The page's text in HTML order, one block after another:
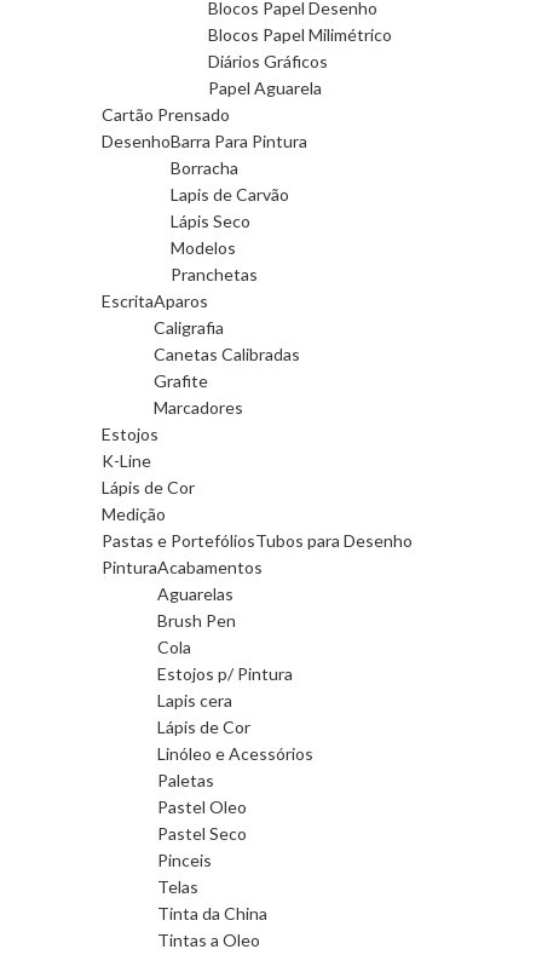
Blocos Papel Desenho
Blocos Papel Milimétrico
Diários Gráficos
Papel Aguarela
Cartão Prensado
DesenhoBarra Para Pintura
Borracha
Lapis de Carvão
Lápis Seco
Modelos
Pranchetas
EscritaAparos
Caligrafia
Canetas Calibradas
Grafite
Marcadores
Estojos
K-Line
Lápis de Cor
Medição
Pastas e PortefóliosTubos para Desenho
PinturaAcabamentos
Aguarelas
Brush Pen
Cola
Estojos p/ Pintura
Lapis cera
Lápis de Cor
Linóleo e Acessórios
Paletas
Pastel Oleo
Pastel Seco
Pinceis
Telas
Tinta da China
Tintas a Oleo